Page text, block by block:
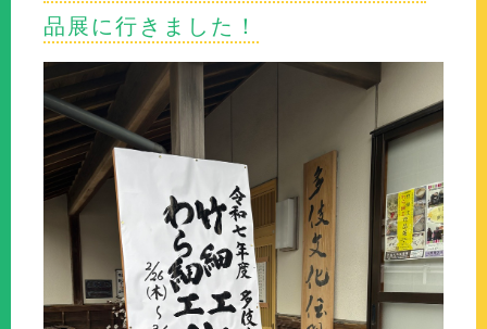
品展に行きました！